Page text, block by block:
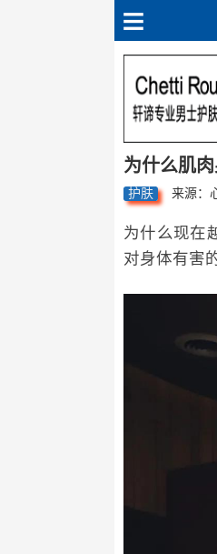
为什么肌肉
护肤 来源：
为什么现在
对身体有害